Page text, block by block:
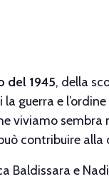
del 1945, della
guerra e
viviamo
contribuire
Baldissara e